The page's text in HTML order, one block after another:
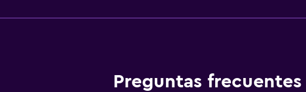
Preguntas frecuentes